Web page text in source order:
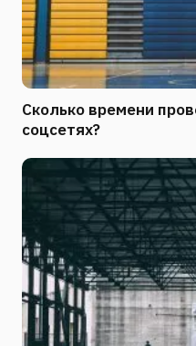
Сколько времени
соцсетях?